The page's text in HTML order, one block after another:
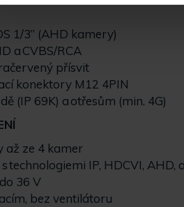
1/3” (AHD kamery)
a CVBS/RCA
přísvit
konektory M12 4PIN
(IP 69K) a otřesům (min. 4G)
až ze 4 kamer
technologiemi IP, HDCVI, AHD,
36 V
bez ventilátoru